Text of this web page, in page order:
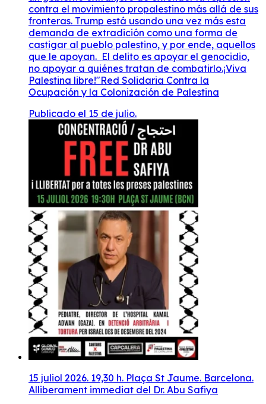
contra el movimiento propalestino más allá de sus
fronteras. Trump está usando una vez más esta
demanda de extradición como una forma de
castigar al pueblo palestino, y por ende, aquellos
que le apoyan. El delito es apoyar el genocidio,
no apoyar a quiénes tratan de combatirlo.¡Viva
Palestina libre!"Red Solidaria Contra la
Ocupación y la Colonización de Palestina
Publicado el 15 de julio.
15 juliol 2026. 19,30 h. Plaça St Jaume. Barcelona.
Alliberament immediat del Dr. Abu Safiya